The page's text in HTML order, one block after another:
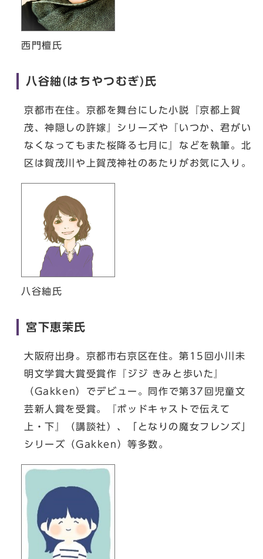
西門檀氏
八谷紬(はちやつむぎ)氏
京都市在住。京都を舞台にした小説『京都上賀
茂、神隠しの許嫁』シリーズや『いつか、君がい
なくなってもまた桜降る七月に』などを執筆。北
区は賀茂川や上賀茂神社のあたりがお気に入り。
八谷紬氏
宮下恵茉氏
大阪府出身。京都市右京区在住。第15回小川未
明文学賞大賞受賞作『ジジ きみと歩いた』
（Gakken）でデビュー。同作で第37回児童文
芸新人賞を受賞。『ポッドキャストで伝えて
上・下』（講談社）、「となりの魔女フレンズ」
シリーズ（Gakken）等多数。